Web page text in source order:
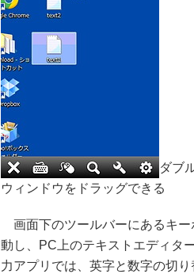
ダブ
ウィンドウをドラッグできる
画面下のツールバーにあるキー
動し、PC上のテキストエディタ
力アプリでは、英字と数字の切